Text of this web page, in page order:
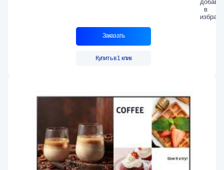
Заказать
Купить в 1 клик